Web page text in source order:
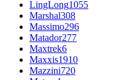
LingLong1055
Marshal308
Massimo296
Matador277
Maxtrek6
Maxxis1910
Mazzini720